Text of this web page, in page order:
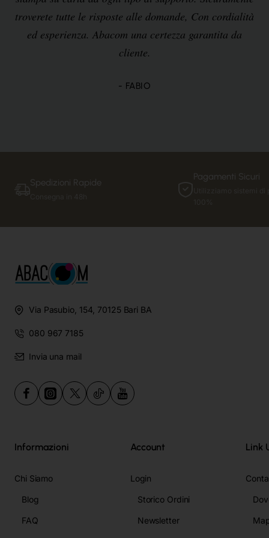
troverete tutte le risposte alle domande, Con cordialità
ed esperienza. Abacom una certezza garantita da
cliente.
- FABIO
Spedizioni Rapide
Pagamenti Sicuri
Via Pasubio, 154, 70125 Bari BA
080 967 7185
Invia una mail
Informazioni
Chi Siamo
Blog
FAQ
Account
Login
Storico Ordini
Newsletter
Link